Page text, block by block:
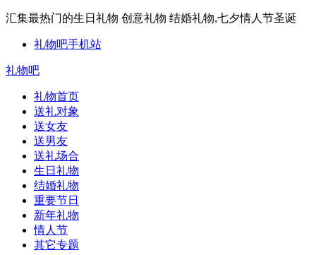
汇集最热门的生日礼物 创意礼物 结婚礼物,七夕情人节圣诞
礼物吧手机站
礼物吧
礼物首页
送礼对象
送女友
送男友
送礼场合
生日礼物
结婚礼物
重要节日
新年礼物
情人节
其它专题